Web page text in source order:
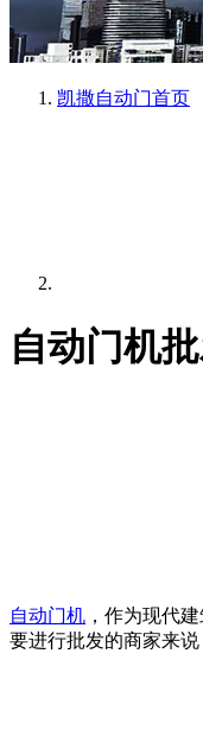
凯撒自动门首页
自动门机
自动门机 ，作为现代
要进行批发的商家来